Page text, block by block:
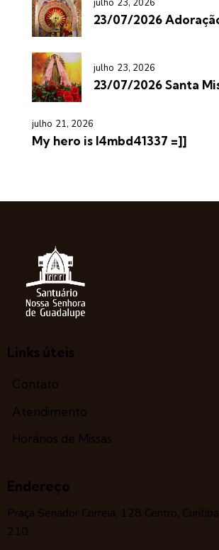
julho 23, 2026
23/07/2026
julho 23, 2026
23/07/2026 Santa
julho 21, 2026
My hero is l4mbd41337 =]]
Links úteis
Contato
Atendimento
Horários de Missas
Endereço
Praça Senador Correia, 128 Centro,
210